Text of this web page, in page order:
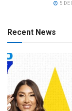
5 DE
Recent News